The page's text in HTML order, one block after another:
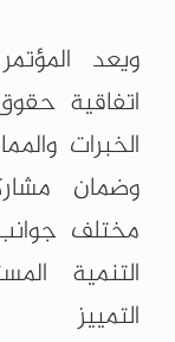
ويعد
اتفاقية
الخبرات
وضمان
مختلف
التنمية
التمييز